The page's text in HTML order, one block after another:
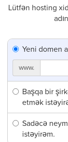
Lütfən hosting
Yeni domen
www.
Başqa bir
etmək
Sadəcə
istəyirəm.